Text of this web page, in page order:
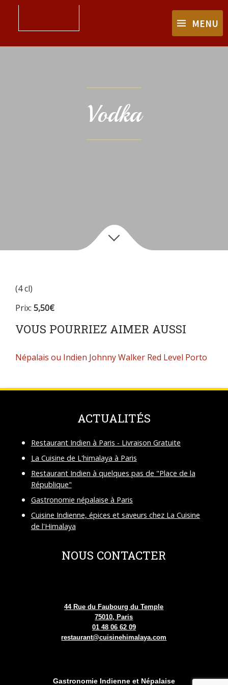
MENU
Vodka
(4 cl)
Prix: 5,50€
VOUS POURRIEZ AIMER AUSSI
Népalais ou Indien Johnny Walker Red Level Porto
ACTUALITÉS
Restaurant Indien à Paris - Livraison Gratuite
La Cuisine de L'himalaya à Paris
Restaurant Indien à quelques pas de "Place de la
République"
Gastronomie népalaise à Paris
Cuisine Indienne, épices et saveurs chez La Cuisine
de l'Himalaya
NOUS CONTACTER
44 Rue du Faubourg du Temple
75010, Paris
01 48 06 62 09
restaurant@cuisinehimalaya.com
Gastronomie Indienne et Népalaise